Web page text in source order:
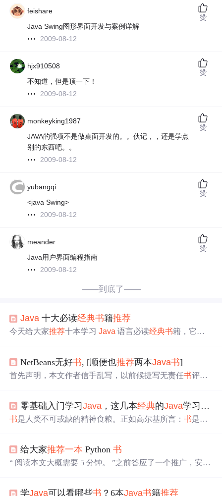
feishare
Java Swing图形界面开发与案例详解
2009-08-12
赞
hjx910508
不知道，但是顶一下！
2009-08-12
赞
monkeyking1987
JAVA的强项不是做桌面开发的。。伙记，，还是学点
别的东西吧。。
2009-08-12
赞
yubangqi
<java Swing>
2009-08-12
赞
meander
Java用户界面编程指南
2009-08-12
赞
——到底了——
Java 十大必读经典书籍推荐
今天给大家推荐十本学习Java 语言必读经典书籍，它们
NetBeans无好书, [顺便也推荐两本Java书]
首先声明，本文作者信手乱写，以前候捷写无责任书评，
Web、企业级程序开发》 ，遂在书店里站了一个多小时
（好厚啊！书厚脸皮也厚），基本把这本书看了一遍，整
EE代
零基础入门学习Java ，这几本经典的Java学习 书
书是人类不可或缺的精神食粮。正如高尔基所言：书是人
看 书
ava初学者最好的方式就是找到一本经典的好书，然后啃
移也终究会被遗忘，看书也一样，看到重点...
给大家推荐一本 Python书
“ 阅读本文大概需要 5 分钟。 ”之前答应了一个推广，安排
学Java可以看哪些书 ？6本Java书籍推荐